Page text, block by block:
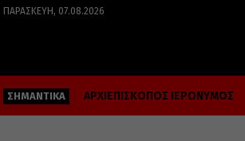
ΠΑΡΑΣΚΕΥΉ, 07.08.2026
ΣΗΜΑΝΤΙΚΑ ΑΡΧΙΕΠΙΣΚΟΠΟΣ ΙΕΡΩΝΥΜΟΣ